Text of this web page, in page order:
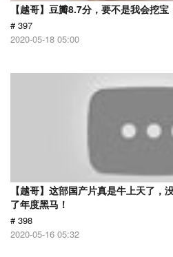
【越哥】豆瓣8.7分，要不是我会挖
# 397
2020-05-18 05:00
【越哥】这部国产片真是牛上天了，
了年度黑马！
# 398
2020-05-16 05:32